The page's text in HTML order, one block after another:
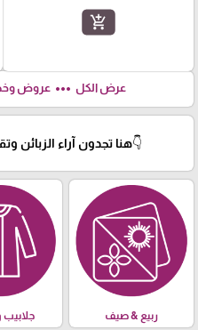
add_shopping_cart
عرض الكل more_horiz عروض
👇هنا تجدون آراء الزبائن
ربيع & صيف جلابيب